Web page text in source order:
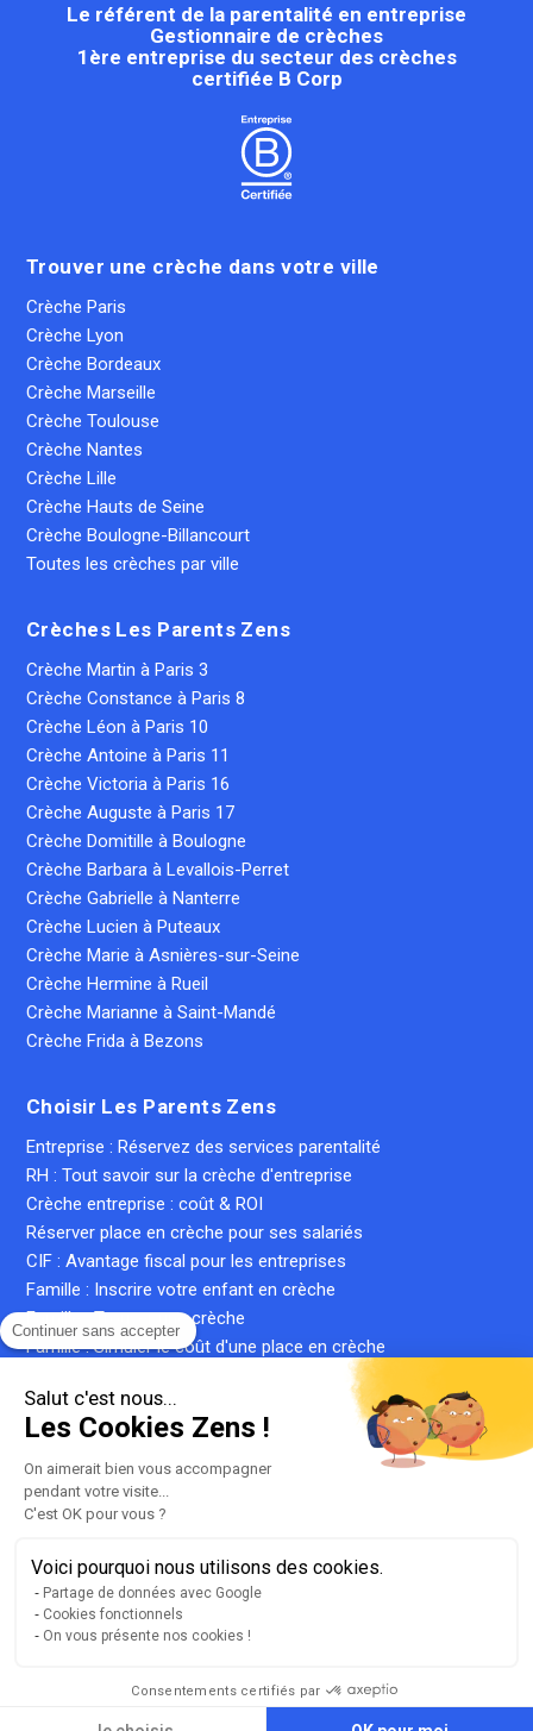
Continuer sans accepter
Salut c'est nous...
Les Cookies Zens !
On aimerait bien vous accompagner
pendant votre visite...
C'est OK pour vous ?
Voici pourquoi nous utilisons des cookies.
Partage de données avec Google
Cookies fonctionnels
On vous présente nos cookies !
Consentements certifiés par
Le référent de la parentalité en entreprise
Gestionnaire de crèches
1ère entreprise du secteur des crèches
certifiée B Corp
Trouver une crèche dans votre ville
Crèche Paris
Crèche Lyon
Crèche Bordeaux
Crèche Marseille
Crèche Toulouse
Crèche Nantes
Crèche Lille
Crèche Hauts de Seine
Crèche Boulogne-Billancourt
Toutes les crèches par ville
Crèches Les Parents Zens
Crèche Martin à Paris 3
Crèche Constance à Paris 8
Crèche Léon à Paris 10
Crèche Antoine à Paris 11
Crèche Victoria à Paris 16
Crèche Auguste à Paris 17
Crèche Domitille à Boulogne
Crèche Barbara à Levallois-Perret
Crèche Gabrielle à Nanterre
Crèche Lucien à Puteaux
Crèche Marie à Asnières-sur-Seine
Crèche Hermine à Rueil
Crèche Marianne à Saint-Mandé
Crèche Frida à Bezons
Choisir Les Parents Zens
Entreprise : Réservez des services parentalité
RH : Tout savoir sur la crèche d'entreprise
Crèche entreprise : coût & ROI
Réserver place en crèche pour ses salariés
CIF : Avantage fiscal pour les entreprises
Famille : Inscrire votre enfant en crèche
Famille : Trouver une crèche
Famille : Simuler le coût d'une place en crèche
Qu'est-ce qu'une crèche privée ?
Qu'est-ce qu'une micro-crèche ?
Liste de nos crèches
llms.txt
Mentions légales
Conditions générales d'utilisation